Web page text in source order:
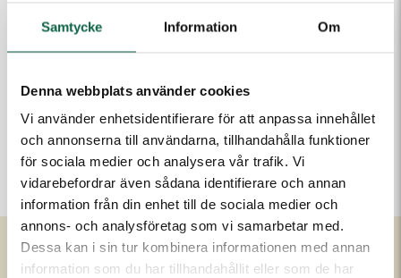
Samtycke Information Om
Denna webbplats använder cookies
Vi använder enhetsidentifierare för att anpassa innehållet
och annonserna till användarna, tillhandahålla funktioner
för sociala medier och analysera vår trafik. Vi
vidarebefordrar även sådana identifierare och annan
information från din enhet till de sociala medier och
annons- och analysföretag som vi samarbetar med.
Dessa kan i sin tur kombinera informationen med annan
information som du har tillhandahållit eller som de har
Lägg i varukorgen
PRODUKTEGENSKAPER
Bredd (mm)
210